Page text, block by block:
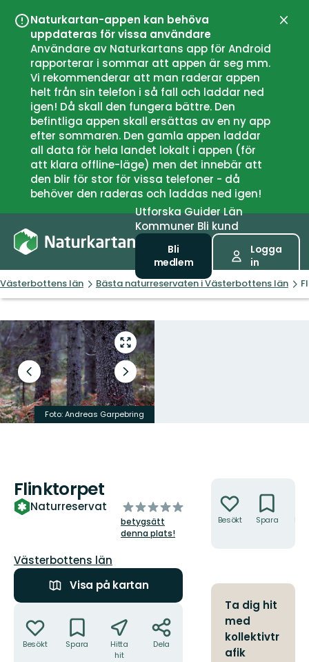
Naturkartan-appen kan behöva
uppdateras för vissa användare
Användare av Naturkartans app för Android
rapporterar i sommar att appen är seg mm.
Vi rekommenderar att man raderar appen
helt från sin telefon i så fall och laddar ned
igen! Då skall den fungera bättre. Den
befintliga appen skall ersättas av en ny app
efter sommaren. Den gamla appen laddar
all data för hela landet lokalt i appen (för
att klara offline-läge) men det innebär att
den blir för stor för vissa telefoner - då
behöver den raderas och laddas ned igen!
UtforskaGuiderLän
Kommuner Bli kund
Bli
medlem
Logga
in
Västerbottens län Bästa naturreservaten i Västerbottens län
Gå
till
helskärmsläge
Föregående
bild
Nästa
bildspel
Foto: Andreas Garpebring
Flinktorpet
Naturreservat
av
5
stjärnor
betygsätt
denna plats!
Län:
Västerbottens län
Visa på kartan
Besökt Spara
Hitta
hit
Dela
Besökt Spara
Ta dig hit
med
kollektivtr
afik